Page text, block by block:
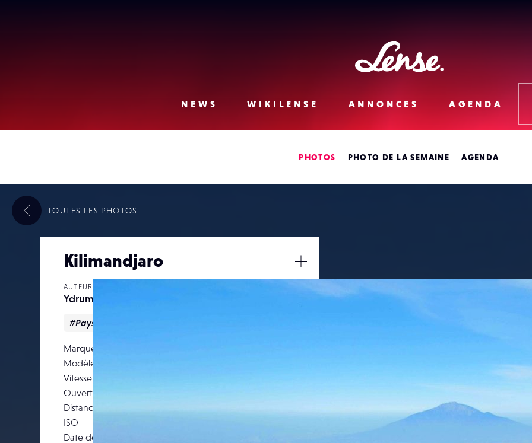
Lense
NEWS
WIKILENSE ANNONCES AGENDA
PHOTOS PHOTO DE LA SEMAINE AGENDA
Kilimandjaro
AUTEUR
Ydrumare
#Paysage
Marque
Modèle
Vitesse d’obturation
Ouverture
Distance focale
ISO
Date de prise de vue
/
TOUTES LES PHOTOS